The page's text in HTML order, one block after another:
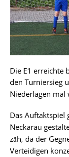
Die E1 erreichte
den Turniersieg
Niederlagen mal
Das Auftaktspiel
Neckarau
zäh, da der
Verteidigen